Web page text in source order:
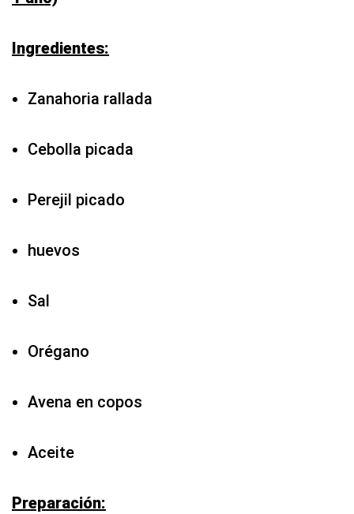
Ingredientes:
Zanahoria rallada
Cebolla picada
Perejil picado
huevos
Sal
Orégano
Avena en copos
Aceite
Preparación: